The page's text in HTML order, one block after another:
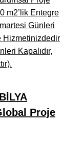
m2’lik Entegre
Günleri
Hizmetinizdedir
Kapalıdır,
Proje